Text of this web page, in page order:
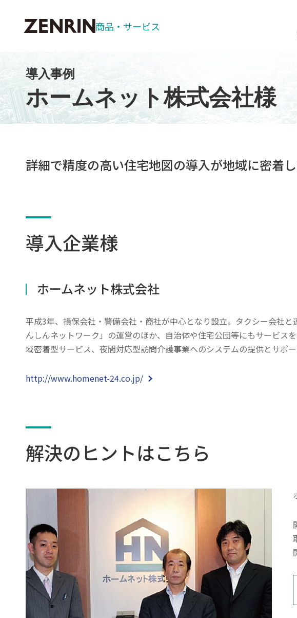
商品・ サービス
商品情報
自治体
お客様サポート
ソフトウェアダウンロード
導入事例
ホームネット株式会社様
詳細で精度の高い住宅地図の導入が地域に密着
導入企業様
ホームネット株式会社
平成3年、損保会社・警備会社・商社が中心となり設立。タクシー会社
んしんネットワーク」の運営のほか、自治体や住宅公団等にもサービス
域密着型サービス、夜間対応型訪問介護事業へのシステムの提供とサポー
http://www.homenet-24.co.jp/
解決のヒントはこちら